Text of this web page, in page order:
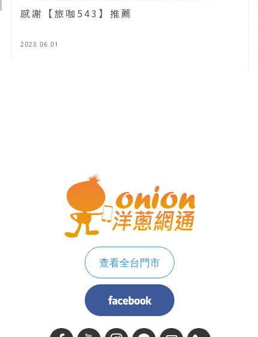
2023.06.01
感謝【旅咖543】推薦
查看全台門市